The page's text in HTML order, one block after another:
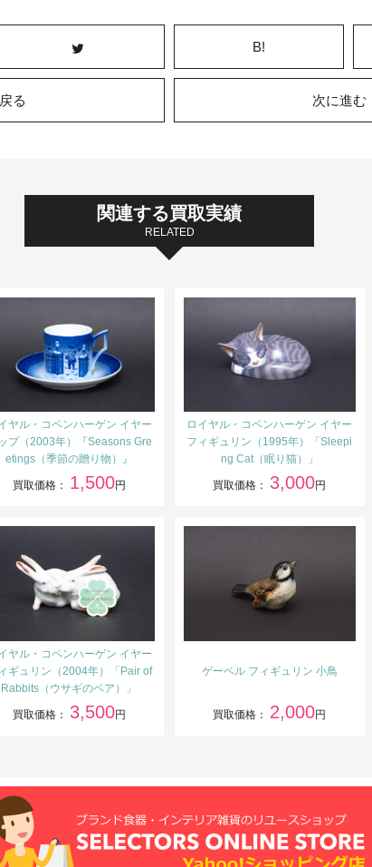
B!
る 次に進む
関連する買取実績
RELATED
ヤル・コペンハーゲン イヤー
プ（2003年）『Seasons Gre
etings（季節の贈り物）』
買取価格： 1,500円
ロイヤル・コペンハーゲン イヤー
フィギュリン（1995年）「Sleepi
ng Cat（眠り猫）」
買取価格： 3,000円
ヤル・コペンハーゲン イヤー
ギュリン（2004年）「Pair of
Rabbits（ウサギのペア）」
買取価格： 3,500円
ゲーベル フィギュリン 小鳥
買取価格： 2,000円